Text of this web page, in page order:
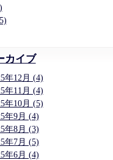
カイブ
年12月 (4)
年11月 (4)
年10月 (5)
年9月 (4)
年8月 (3)
年7月 (5)
年6月 (4)